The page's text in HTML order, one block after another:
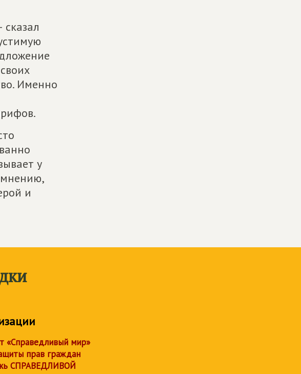
Именно
у
и
«Справедливый мир»
прав граждан
СПРАВЕДЛИВОЙ